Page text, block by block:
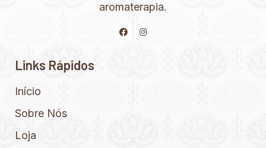
aromaterapia.
Links Rápidos
Início
Sobre Nós
Loja